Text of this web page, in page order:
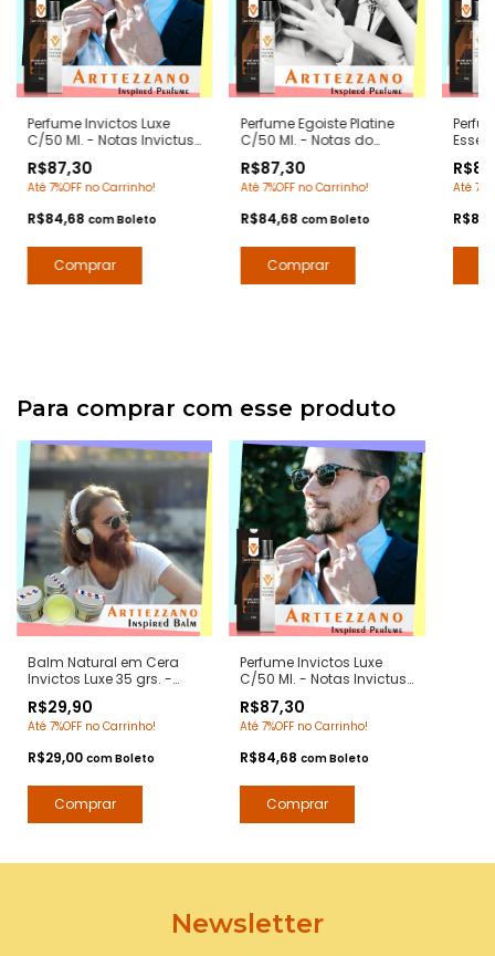
Perfume Invictos Luxe
C/50 Ml. - Notas Invictus
Contratipos Premium -
Arte 1 Perfumes
R$87,30
Até 7%OFF no Carrinho!
R$84,68 comBoleto
Perfume Egoiste Platine
C/50 Ml. - Notas do
- Contratipos Premium -
Arte 1 Perfumes
R$87,30
Até 7%OFF no Carrinho!
R$84,68 comBoleto
Arte 1
Até
Para comprar com esse produto
Balm Natural em Cera
Invictos Luxe 35 grs. -
Rabanne - Pomada
Modeladora Anti Frizz
R$29,90
Até 7%OFF no Carrinho!
R$29,00 comBoleto
Perfume Invictos Luxe
C/50 Ml. - Notas Invictus
Contratipos Premium -
Arte 1 Perfumes
R$87,30
Até 7%OFF no Carrinho!
R$84,68comBoleto
Newsletter